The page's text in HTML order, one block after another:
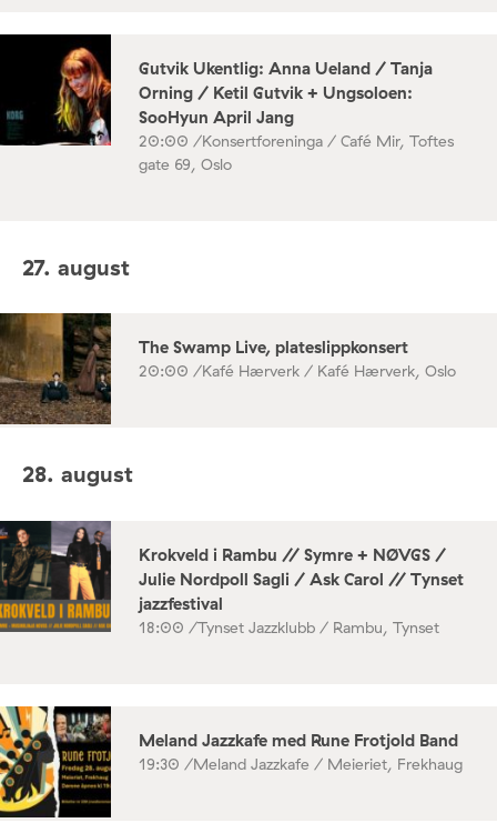
Gutvik Ukentlig: Anna Ueland / Tanja
Orning / Ketil Gutvik + Ungsoloen:
SooHyun April Jang
20:00 /Konsertforeninga / Café Mir, Toftes
gate 69, Oslo
27. august
The Swamp Live, plateslippkonsert
20:00 /Kafé Hærverk / Kafé Hærverk, Oslo
28. august
Krokveld i Rambu // Symre + NØVGS /
Julie Nordpoll Sagli / Ask Carol // Tynset
jazzfestival
18:00 /Tynset Jazzklubb / Rambu, Tynset
Meland Jazzkafe med Rune Frotjold Band
19:30 /Meland Jazzkafe / Meieriet, Frekhaug